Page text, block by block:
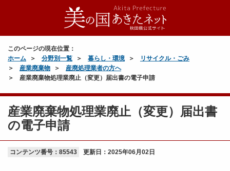
このページの現在位置：
ホーム
分野別一覧 暮らし・環境
リサイクル・ごみ
産業廃棄物
産廃処理業者の方へ
産業廃棄物処理業廃止（変更）届出書の電子申請
産業廃棄物処理業廃止（変更）届出書
の電子申請
コンテンツ番号：85543 更新日： 2025年06月02日